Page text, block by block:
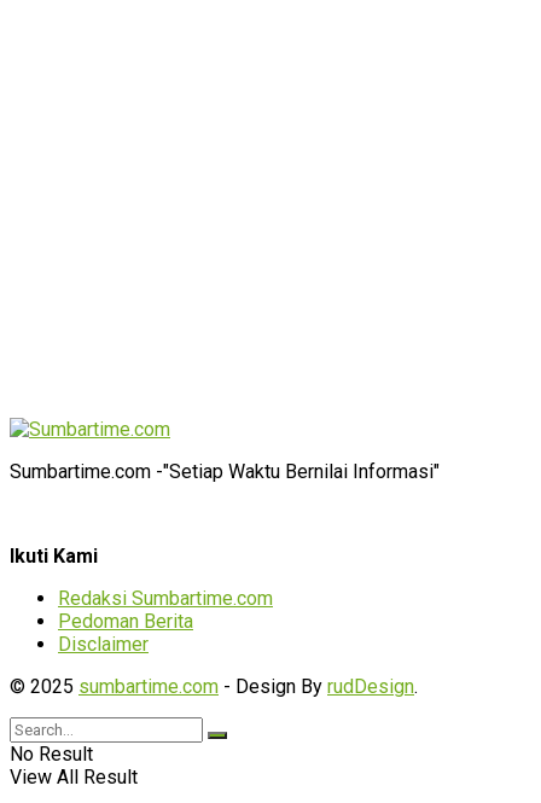
Sumbartime.com -"Setiap Waktu Bernilai Informasi"
Ikuti Kami
Redaksi Sumbartime.com
Pedoman Berita
Disclaimer
© 2025 sumbartime.com - Design By rudDesign.
No Result
View All Result